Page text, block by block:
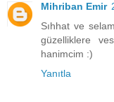
Mihriban Emir
Sıhhat ve
güzelliklere
hanimcim :)
Yanıtla